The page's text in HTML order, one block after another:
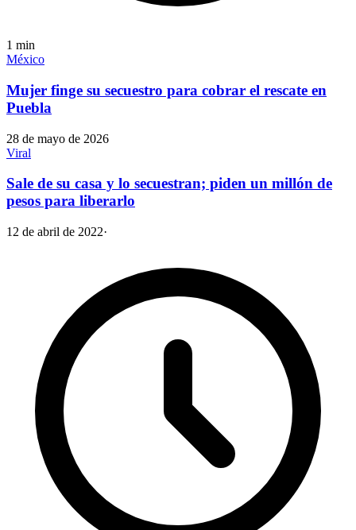
1 min
México
Mujer finge su secuestro para cobrar el rescate en
Puebla
28 de mayo de 2026
Viral
Sale de su casa y lo secuestran; piden un millón de
pesos para liberarlo
12 de abril de 2022·